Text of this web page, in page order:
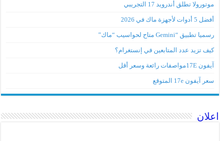
موتورولا تطلق أندرويد 17 التجريبي
أفضل 5 أدوات لأجهزة ماك في 2026
رسميا تطبيق “Gemini متاح لحواسيب “ماك”
كيف تزيد عدد المتابعين في إنستغرام؟
آيفون 17Eمواصفات رائعة وسعر أقل
سعر آيفون 17e المتوقع
اعلان